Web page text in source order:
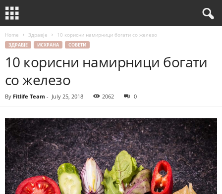
Home Здравје 10 корисни намирници богати со железо
ЗДРАВЈЕ ИСХРАНА СОВЕТИ
10 корисни намирници богати
со железо
By Fitlife Team - July 25, 2018 2062 0